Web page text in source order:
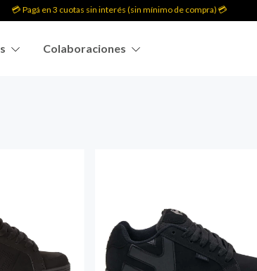
en 3 cuotas sin interés (sin mínimo de compra) 💳
Colaboraciones